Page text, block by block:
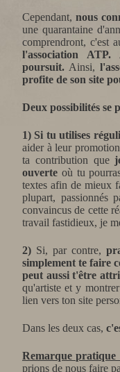
Cependant, nous
une quarantaine
comprendront, c'est
l'association
poursuit. Ainsi,
profite de son site
Deux possibilités se
1) Si tu utilises
aider à leur
ta contribution que
ouverte où tu
textes afin de mieux
plupart, passionnés
convaincus de cette
travail fastidieux, je
2) Si, par contre,
simplement te faire
peut aussi t'être
qu'artiste et y
lien vers ton site
Dans les deux cas,
Remarque pratique
prions de nous faire